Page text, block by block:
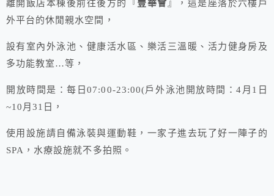
離開飯店本棟後前往後方的『 豐華會』，這是座落於六樓戶
外平台的休閒親水空間，
設有室內外泳池、健康活水區、樂活三溫暖、活力健身房及
多功能教室…等，
開放時間是：每日07:00-23:00(戶外泳池開放時間：4月1日
~10月31日，
使用設施請自備泳裝與運動鞋，一家子進去玩了好一陣子的
SPA，水療設施就不多拍照。